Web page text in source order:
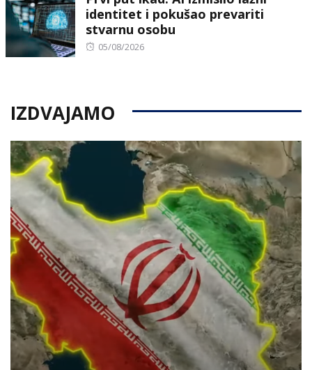
identitet i pokušao prevariti
stvarnu osobu
Posted
05/08/2026
IZDVAJAMO